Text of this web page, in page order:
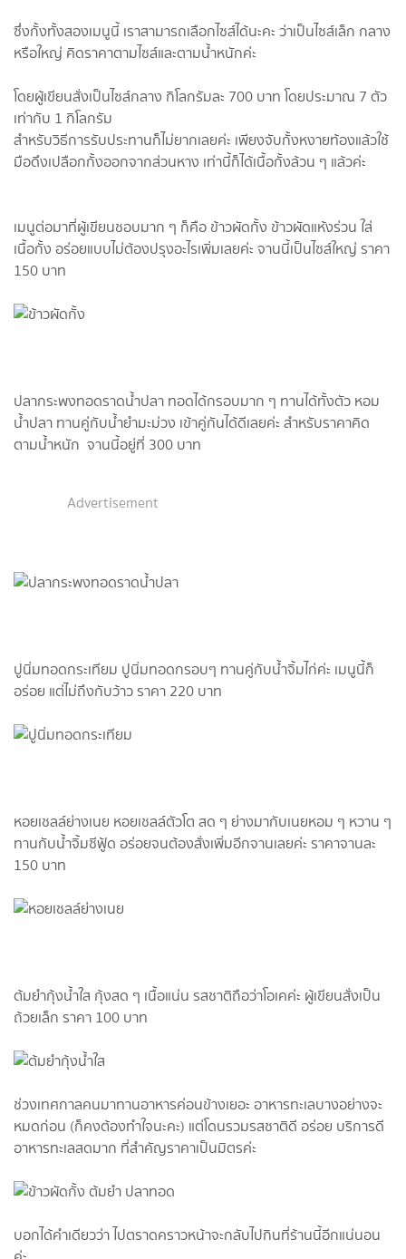
ซึ่งกั้งทั้งสองเมนูนี้ เราสามารถเลือกไซส์ได้นะคะ ว่าเป็นไซส์เล็ก กลาง
หรือใหญ่ คิดราคาตามไซส์และตามน้ำหนักค่ะ
โดยผู้เขียนสั่งเป็นไซส์กลาง กิโลกรัมละ 700 บาท โดยประมาณ 7 ตัว
เท่ากับ 1 กิโลกรัม
สำหรับวิธีการรับประทานก็ไม่ยากเลยค่ะ เพียงจับกั้งหงายท้องแล้วใช้
มือดึงเปลือกกั้งออกจากส่วนหาง เท่านี้ก็ได้เนื้อกั้งล้วน ๆ แล้วค่ะ
เมนูต่อมาที่ผู้เขียนชอบมาก ๆ ก็คือ ข้าวผัดกั้ง ข้าวผัดแห้งร่วน ใส่
เนื้อกั้ง อร่อยแบบไม่ต้องปรุงอะไรเพิ่มเลยค่ะ จานนี้เป็นไซส์ใหญ่ ราคา
150 บาท
ปลากระพงทอดราดน้ำปลา ทอดได้กรอบมาก ๆ ทานได้ทั้งตัว หอม
น้ำปลา ทานคู่กับน้ำยำมะม่วง เข้าคู่กันได้ดีเลยค่ะ สำหรับราคาคิด
ตามน้ำหนัก จานนี้อยู่ที่ 300 บาท
Advertisement
ปูนิ่มทอดกระเทียม ปูนิ่มทอดกรอบๆ ทานคู่กับน้ำจิ้มไก่ค่ะ เมนูนี้ก็
อร่อย แต่ไม่ถึงกับว้าว ราคา 220 บาท
หอยเชลล์ย่างเนย หอยเชลล์ตัวโต สด ๆ ย่างมากับเนยหอม ๆ หวาน ๆ
ทานกับน้ำจิ้มซีฟู้ด อร่อยจนต้องสั่งเพิ่มอีกจานเลยค่ะ ราคาจานละ
150 บาท
ต้มยำกุ้งน้ำใส กุ้งสด ๆ เนื้อแน่น รสชาติถือว่าโอเคค่ะ ผู้เขียนสั่งเป็น
ถ้วยเล็ก ราคา 100 บาท
ช่วงเทศกาลคนมาทานอาหารค่อนข้างเยอะ อาหารทะเลบางอย่างจะ
หมดก่อน (ก็คงต้องทำใจนะคะ) แต่โดนรวมรสชาติดี อร่อย บริการดี
อาหารทะเลสดมาก ที่สำคัญราคาเป็นมิตรค่ะ
บอกได้คำเดียวว่า ไปตราดคราวหน้าจะกลับไปกินที่ร้านนี้อีกแน่นอน